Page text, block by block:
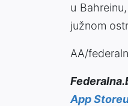
u
južnom
AA/
App